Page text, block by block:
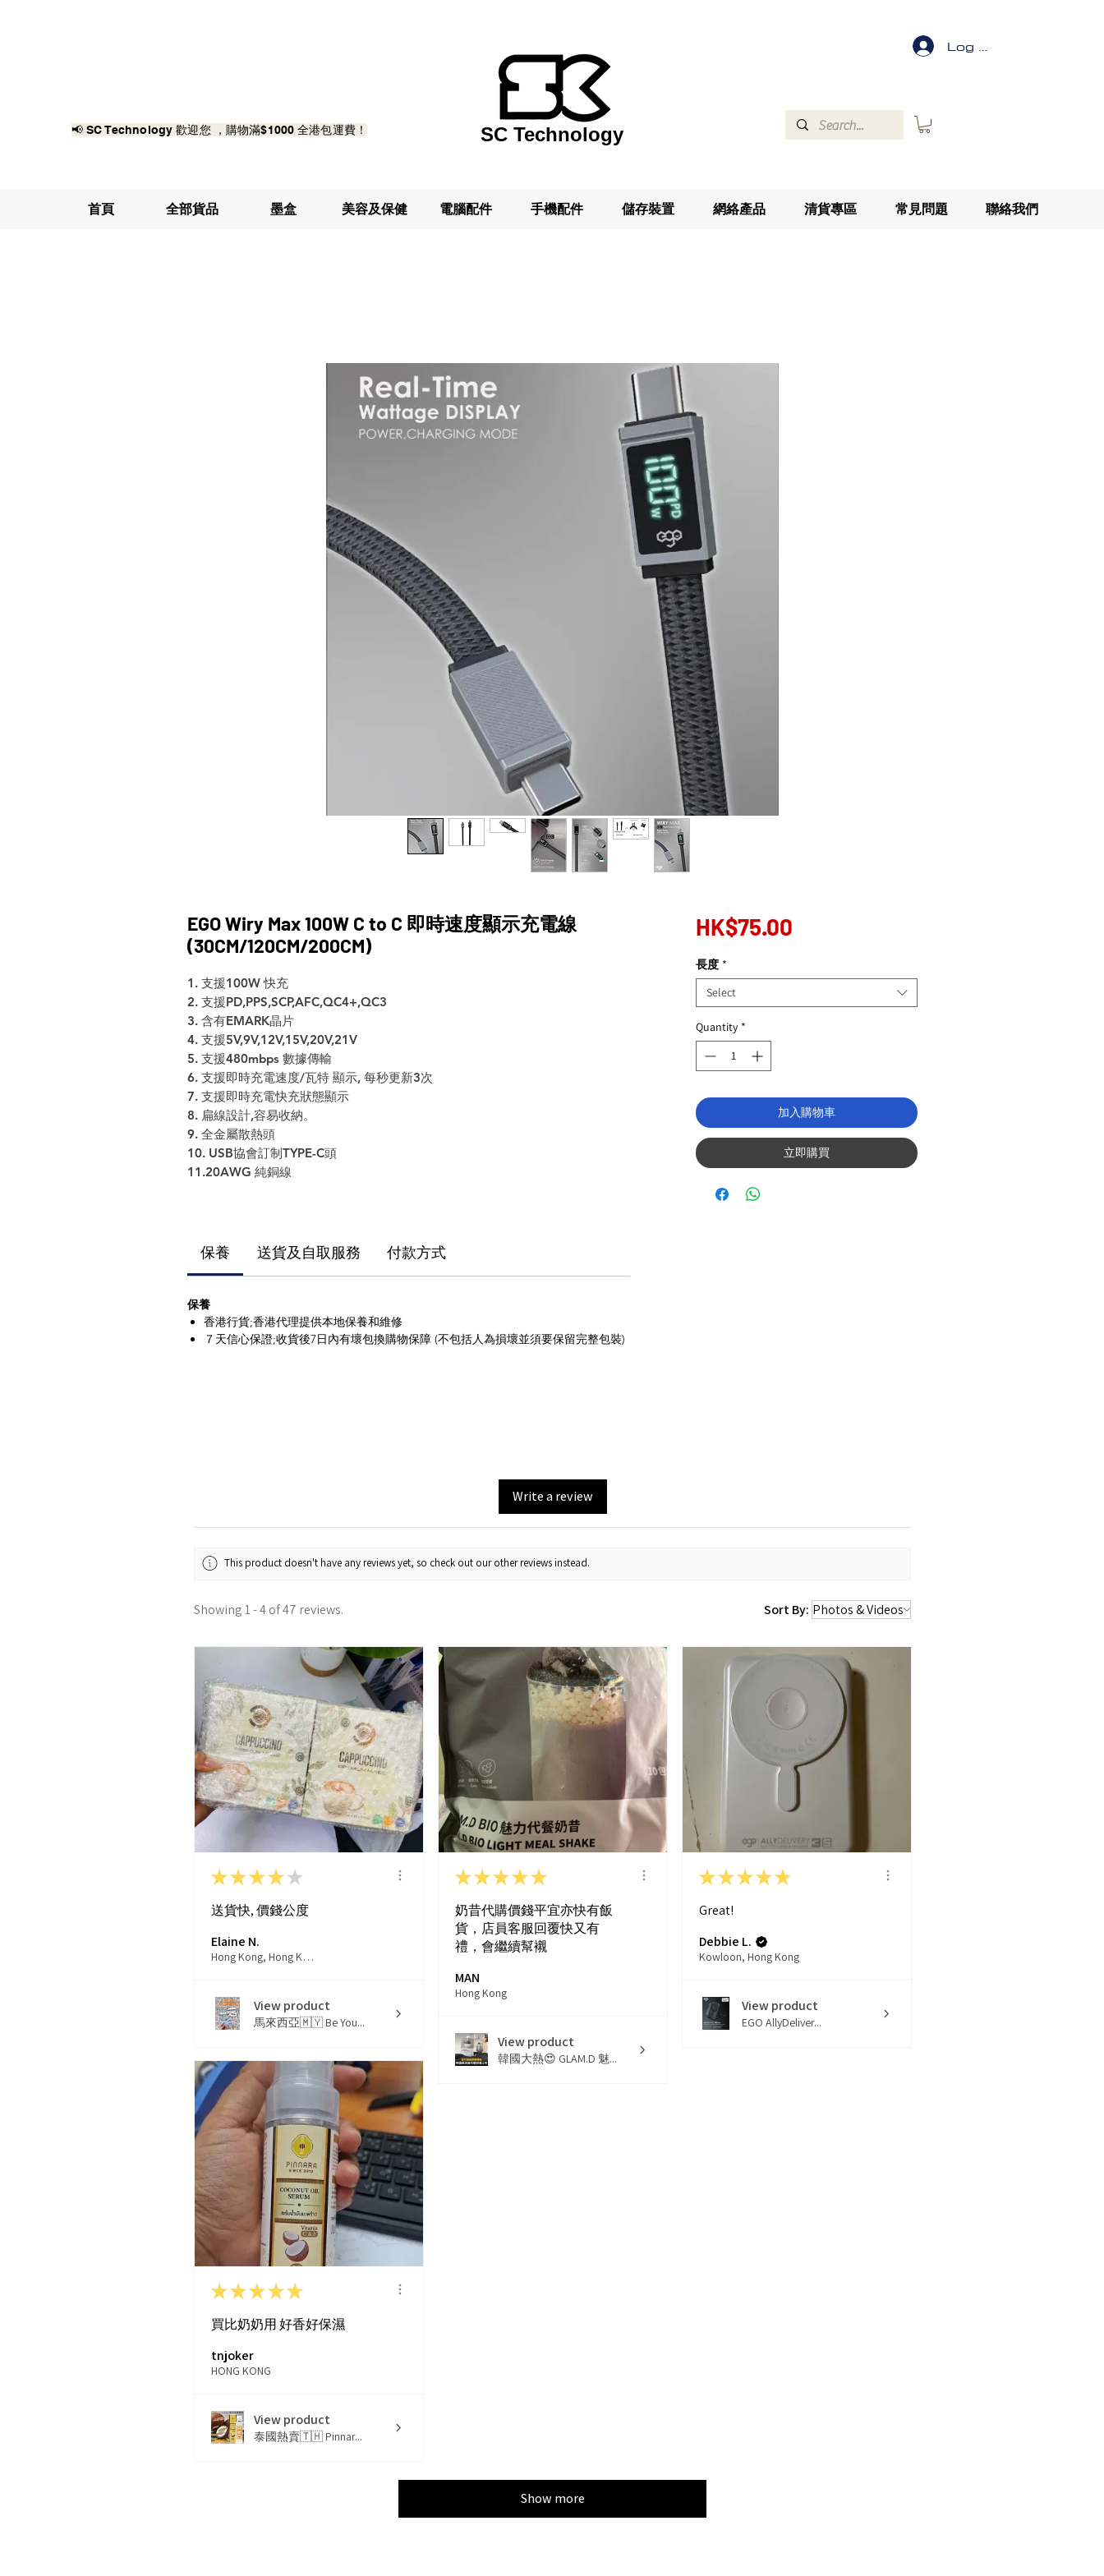
📢 SC Technology 歡迎您 ，購物滿$1000 全港包運費！ SC Technology
Log In
首頁 全部貨品 墨盒 美容及保健 電腦配件 手機配件 儲存裝置 網絡產品 清貨專區 常見問題 聯絡我們
EGO Wiry Max 100W C to C 即時速度顯示充電線
(30CM/120CM/200CM)
1. 支援100W 快充
2. 支援PD,PPS,SCP,AFC,QC4+,QC3
3. 含有EMARK晶片
4. 支援5V,9V,12V,15V,20V,21V
5. 支援480mbps 數據傳輸
6. 支援即時充電速度/瓦特 顯示, 每秒更新3次
7. 支援即時充電快充狀態顯示
8. 扁線設計,容易收納。
9. 全金屬散熱頭
10. USB協會訂制TYPE-C頭
11.20AWG 純銅線
保養 送貨及自取服務 付款方式
保養
香港行貨;香港代理提供本地保養和維修
７天信心保證;收貨後7日內有壞包換購物保障 (不包括人為損壞並須要保留完整包裝)
HK$75.00
長度 *
Select
Quantity *
加入購物車
立即購買
Write a review
This product doesn't have any reviews yet, so check out our other reviews instead.
Showing 1 - 4 of 47 reviews. Sort By:
★★★★ ★
送貨快, 價錢公度
Elaine N.
Hong Kong, Hong Kong
View product
馬來西亞🇲🇾 Be You...
★★★★★
奶昔代購價錢平宜亦快有飯
貨，店員客服回覆快又有
禮，會繼續幫襯
MAN
Hong Kong
View product
韓國大熱😍 GLAM.D 魅...
★★★★★
Great!
Debbie L.
Kowloon, Hong Kong
View product
EGO AllyDeliver...
★★★★★
買比奶奶用 好香好保濕
tnjoker
HONG KONG
View product
泰國熱賣🇹🇭 Pinnar...
Show more